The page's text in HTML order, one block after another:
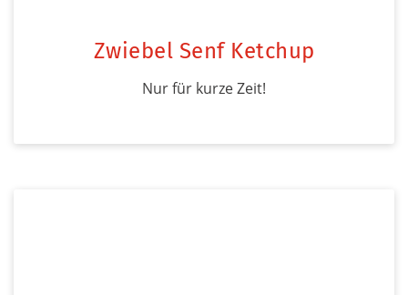
Zwiebel Senf Ketchup
Nur für kurze Zeit!